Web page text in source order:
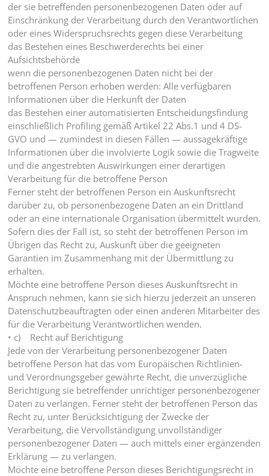
der sie betreffenden personenbezogenen Daten oder auf
Einschränkung der Verarbeitung durch den Verantwortlichen
oder eines Widerspruchsrechts gegen diese Verarbeitung
das Bestehen eines Beschwerderechts bei einer
Aufsichtsbehörde
wenn die personenbezogenen Daten nicht bei der
betroffenen Person erhoben werden: Alle verfügbaren
Informationen über die Herkunft der Daten
das Bestehen einer automatisierten Entscheidungsfindung
einschließlich Profiling gemäß Artikel 22 Abs.1 und 4 DS-
GVO und — zumindest in diesen Fällen — aussagekräftige
Informationen über die involvierte Logik sowie die Tragweite
und die angestrebten Auswirkungen einer derartigen
Verarbeitung für die betroffene Person
Ferner steht der betroffenen Person ein Auskunftsrecht
darüber zu, ob personenbezogene Daten an ein Drittland
oder an eine internationale Organisation übermittelt wurden.
Sofern dies der Fall ist, so steht der betroffenen Person im
Übrigen das Recht zu, Auskunft über die geeigneten
Garantien im Zusammenhang mit der Übermittlung zu
erhalten.
Möchte eine betroffene Person dieses Auskunftsrecht in
Anspruch nehmen, kann sie sich hierzu jederzeit an unseren
Datenschutzbeauftragten oder einen anderen Mitarbeiter des
für die Verarbeitung Verantwortlichen wenden.
• c) Recht auf Berichtigung
Jede von der Verarbeitung personenbezogener Daten
betroffene Person hat das vom Europäischen Richtlinien-
und Verordnungsgeber gewährte Recht, die unverzügliche
Berichtigung sie betreffender unrichtiger personenbezogener
Daten zu verlangen. Ferner steht der betroffenen Person das
Recht zu, unter Berücksichtigung der Zwecke der
Verarbeitung, die Vervollständigung unvollständiger
personenbezogener Daten — auch mittels einer ergänzenden
Erklärung — zu verlangen.
Möchte eine betroffene Person dieses Berichtigungsrecht in